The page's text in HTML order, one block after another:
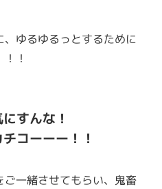
ゆるゆるっとするために
！
すんな！
コーーー！！
一緒させてもらい、鬼畜